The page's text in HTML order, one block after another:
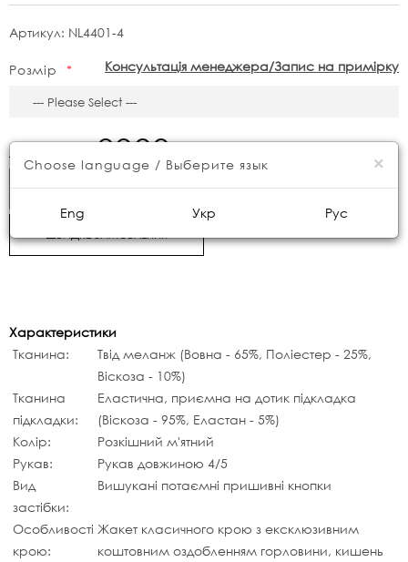
Артикул: NL4401-4
Консультація менеджера/Запис на примірку
Розмір
11000грн. 8990грн.
КУПИТИ
ШВИДКЕ ЗАМОВЛЕННЯ
Характеристики
Тканина:
Твід меланж (Вовна - 65%, Поліестер - 25%,
Віскоза - 10%)
Тканина
підкладки:
Еластична, приємна на дотик підкладка
(Віскоза - 95%, Еластан - 5%)
Колір:
Розкішний м'ятний
Рукав:
Рукав довжиною 4/5
Вид
застібки:
Вишукані потаємні пришивні кнопки
Особливості
крою:
Жакет класичного крою з ексклюзивним
коштовним оздобленням горловини, кишень
×
Choose language / Выберите язык
Eng Укр Рус